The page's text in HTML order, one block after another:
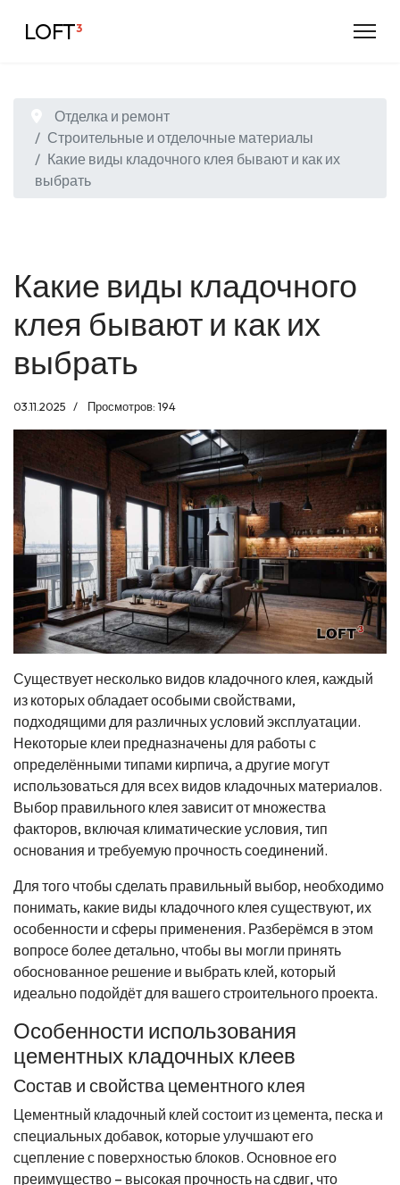
LOFT³
Отделка и ремонт
Строительные и отделочные материалы
Какие виды кладочного клея бывают и как их
выбрать
Какие виды кладочного
клея бывают и как их
выбрать
03.11.2025 Просмотров: 194
Существует несколько видов кладочного клея, каждый
из которых обладает особыми свойствами,
подходящими для различных условий эксплуатации.
Некоторые клеи предназначены для работы с
определёнными типами кирпича, а другие могут
использоваться для всех видов кладочных материалов.
Выбор правильного клея зависит от множества
факторов, включая климатические условия, тип
основания и требуемую прочность соединений.
Для того чтобы сделать правильный выбор, необходимо
понимать, какие виды кладочного клея существуют, их
особенности и сферы применения. Разберёмся в этом
вопросе более детально, чтобы вы могли принять
обоснованное решение и выбрать клей, который
идеально подойдёт для вашего строительного проекта.
Особенности использования
цементных кладочных клеев
Состав и свойства цементного клея
Цементный кладочный клей состоит из цемента, песка и
специальных добавок, которые улучшают его
сцепление с поверхностью блоков. Основное его
преимущество – высокая прочность на сдвиг, что